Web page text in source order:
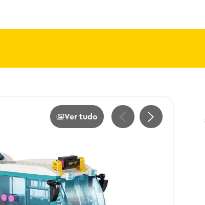
Ver tudo